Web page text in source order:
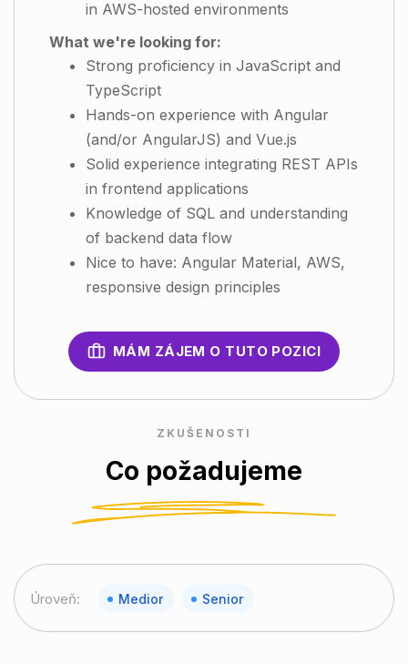
in AWS-hosted environments
What we're looking for:
Strong proficiency in JavaScript and
TypeScript
Hands-on experience with Angular
(and/or AngularJS) and Vue.js
Solid experience integrating REST APIs
in frontend applications
Knowledge of SQL and understanding
of backend data flow
Nice to have: Angular Material, AWS,
responsive design principles
MÁM ZÁJEM O TUTO POZICI
ZKUŠENOSTI
Co požadujeme
Úroveň: Medior Senior